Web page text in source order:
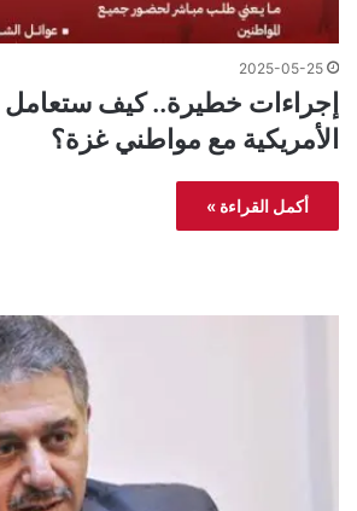
2025-05-25
إجراءات خطيرة.. كيف ستعامل
الأمريكية مع مواطني غزة؟
أكمل القراءة »